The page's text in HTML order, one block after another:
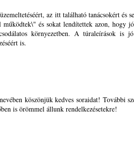
az itt található tanácsokért és
és sokat lendítettek azon, hogy
környezetben. A túraleírások is
is.
köszönjük kedves soraidat! További
is örömmel állunk rendelkezésetekre!